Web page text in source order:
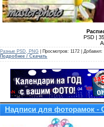
PSD |
Разные PSD, PNG | Просмотров: 1172 | Добавил:
Подробнее / Скачать
Надписи для фоторамок -